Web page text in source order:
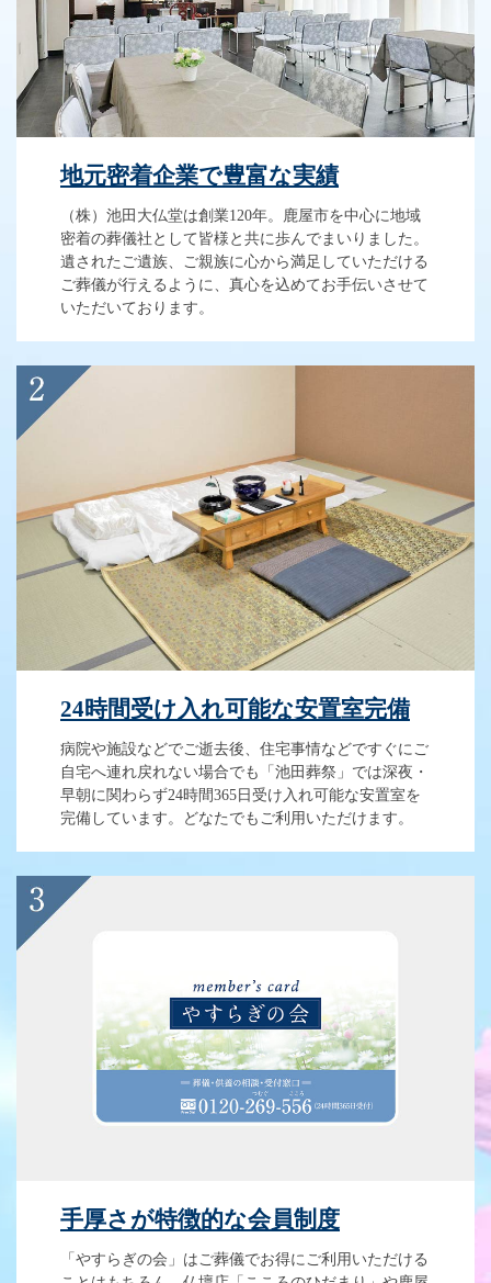
地元密着企業で豊富な実績
（株）池田大仏堂は創業120年。鹿屋市を中心に地域
密着の葬儀社として皆様と共に歩んでまいりました。
遺されたご遺族、ご親族に心から満足していただける
ご葬儀が行えるように、真心を込めてお手伝いさせて
いただいております。
24時間受け入れ可能な安置室完備
病院や施設などでご逝去後、住宅事情などですぐにご
自宅へ連れ戻れない場合でも「池田葬祭」では深夜・
早朝に関わらず24時間365日受け入れ可能な安置室を
完備しています。どなたでもご利用いただけます。
手厚さが特徴的な会員制度
「やすらぎの会」はご葬儀でお得にご利用いただける